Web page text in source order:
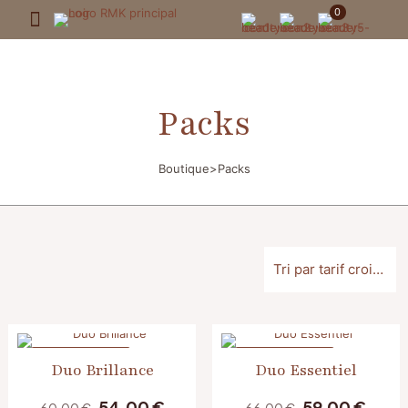
0
Packs
Boutique>Packs
Duo Brillance Duo Essentiel